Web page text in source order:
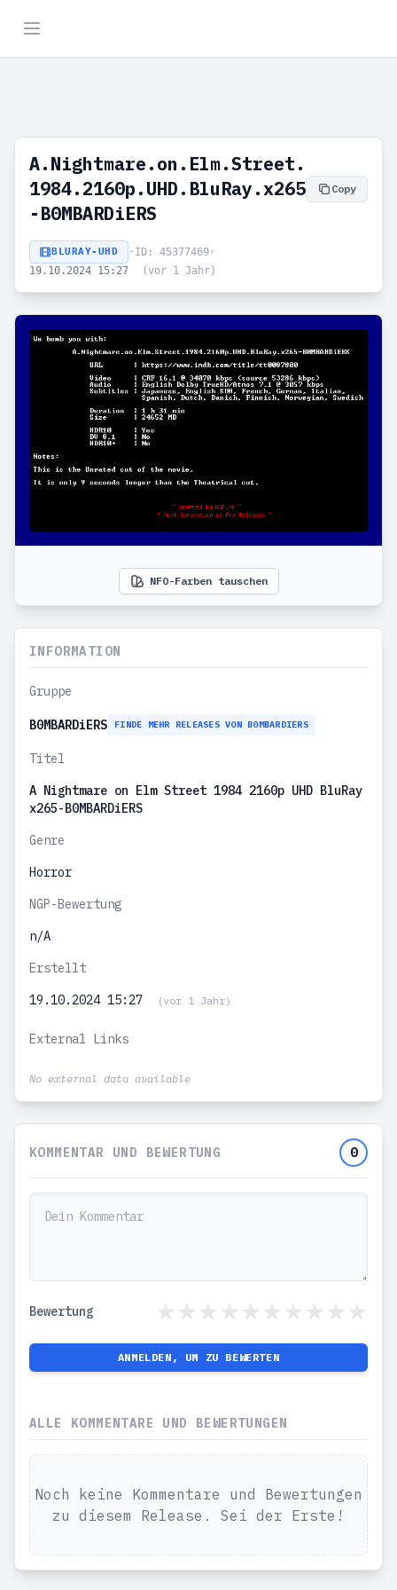
A.Nightmare.on.Elm.Street.
1984.2160p.UHD.BluRay.x265
-B0MBARDiERS
Copy
BLURAY-UHD • ID: 45377469•
19.10.2024 15:27
(vor 1 Jahr)
NFO-Farben tauschen
INFORMATION
Gruppe
B0MBARDiERS FINDE MEHR RELEASES VON B0MBARDIERS
Titel
A Nightmare on Elm Street 1984 2160p UHD BluRay
x265-B0MBARDiERS
Genre
Horror
NGP-Bewertung
n/A
Erstellt
19.10.2024 15:27
(vor 1 Jahr)
External Links
No external data available
KOMMENTAR UND BEWERTUNG 0
Bewertung
ANMELDEN, UM ZU BEWERTEN
ALLE KOMMENTARE UND BEWERTUNGEN
Noch keine Kommentare und Bewertungen
zu diesem Release. Sei der Erste!